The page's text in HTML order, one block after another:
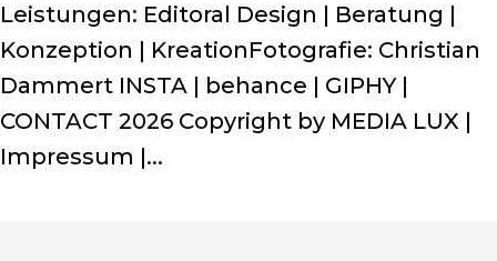
Leistungen: Editoral Design | Beratung |
Konzeption | KreationFotografie: Christian
Dammert INSTA | behance | GIPHY |
CONTACT 2026 Copyright by MEDIA LUX |
Impressum |...